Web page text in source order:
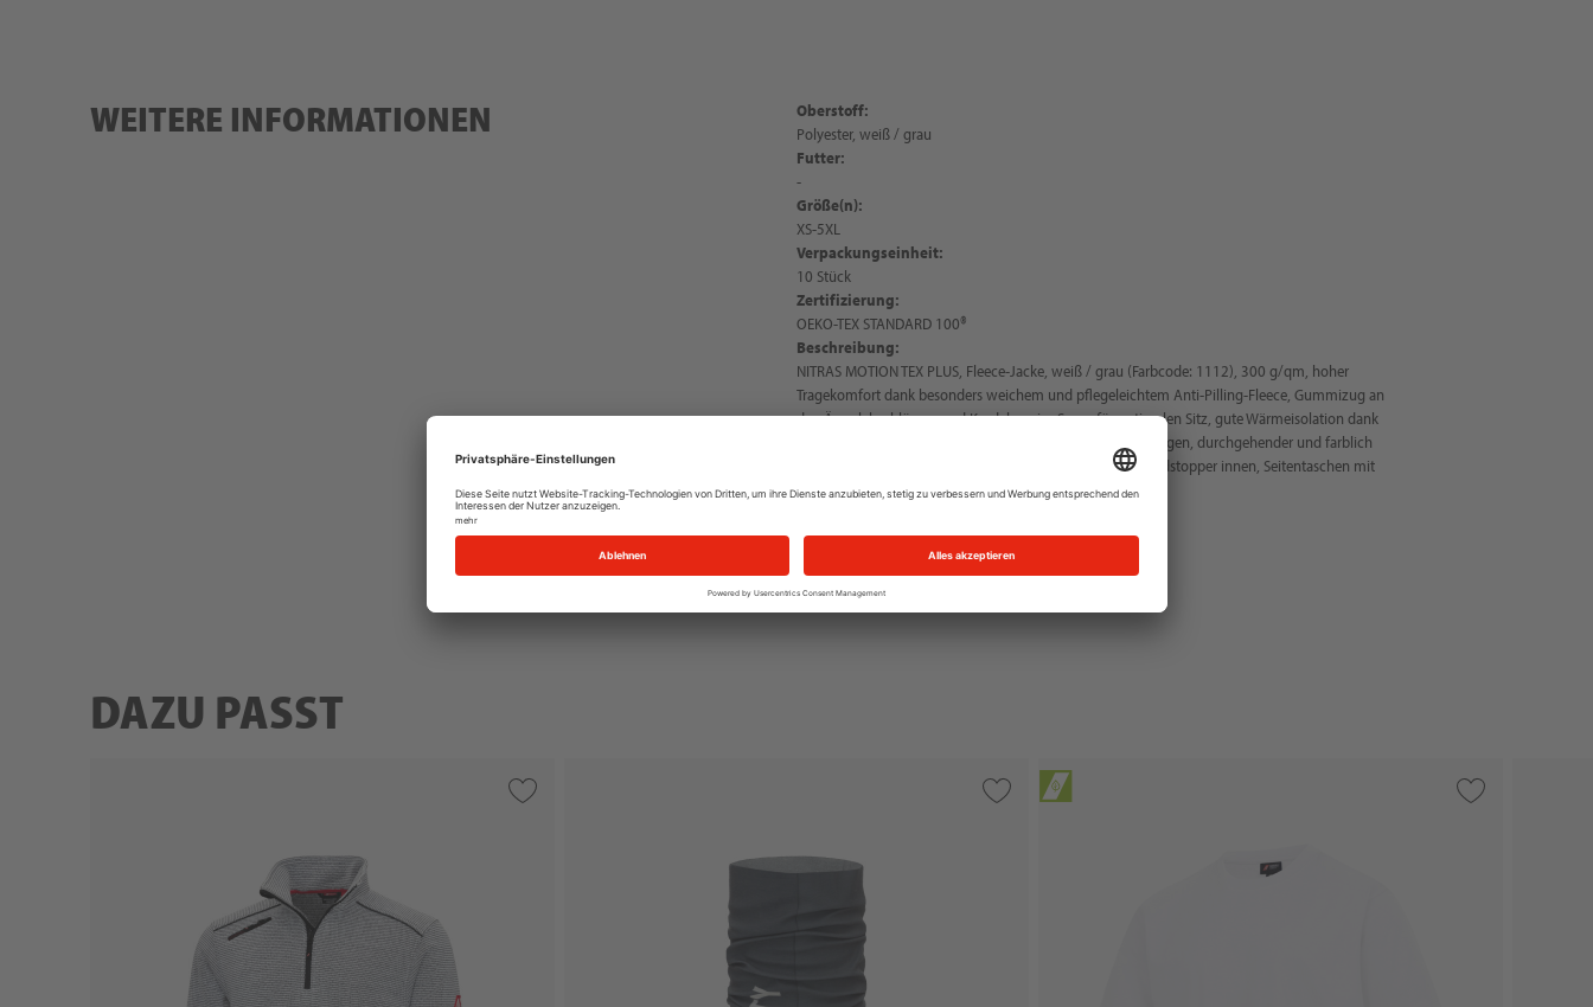
WEITERE INFORMATIONEN
Oberstoff:
Polyester, weiß / grau
Futter:
-
Größe(n):
XS-5XL
Verpackungseinheit:
10 Stück
Zertifizierung:
OEKO-TEX STANDARD 100®
Beschreibung:
NITRAS MOTION TEX PLUS, Fleece-Jacke, weiß / grau (Farbcode: 1112), 300 g/qm, hoher
Tragekomfort dank besonders weichem und pflegeleichtem Anti-Pilling-Fleece, Gummizug an
den Ärmelabschlüssen und Kordelzug im Saum für optimalen Sitz, gute Wärmeisolation dank
dichter Verarbeitung des Materials, nicht kratzender Stehkragen, durchgehender und farblich
abgestimmter YKK-Reißverschluss mit Kinnschutz und Windstopper innen, Seitentaschen mit
Reißverschluss, OEKO-TEX STANDARD 100®, Regular Fit
DAZU PASST